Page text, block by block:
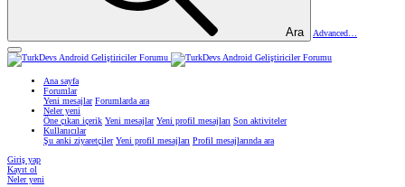
Ara Advanced…
Ana sayfa
Forumlar
Yeni mesajlar Forumlarda ara
Neler yeni
Öne çıkan içerik Yeni mesajlar Yeni profil mesajları Son aktiviteler
Kullanıcılar
Şu anki ziyaretçiler Yeni profil mesajları Profil mesajlarında ara
Giriş yap
Kayıt ol
Neler yeni